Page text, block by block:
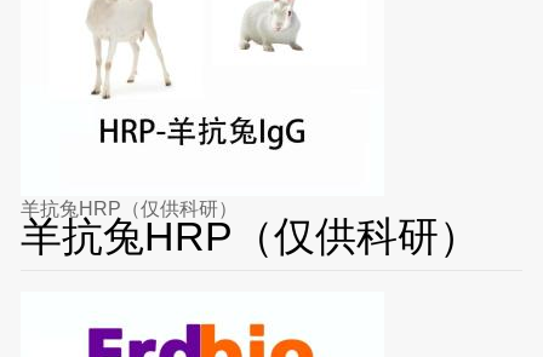
羊抗兔HRP（仅供科研）
羊抗兔HRP（仅供科研）